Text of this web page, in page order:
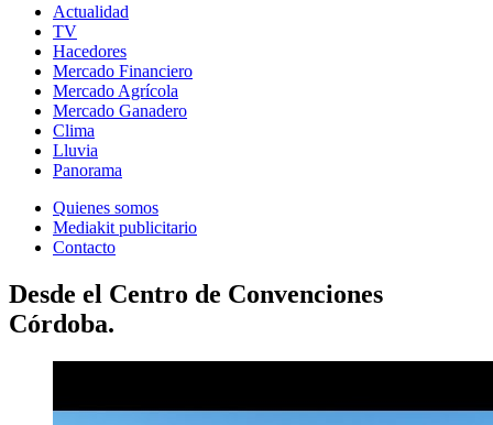
Actualidad
TV
Hacedores
Mercado Financiero
Mercado Agrícola
Mercado Ganadero
Clima
Lluvia
Panorama
Quienes somos
Mediakit publicitario
Contacto
Desde el Centro de Convenciones
Córdoba.